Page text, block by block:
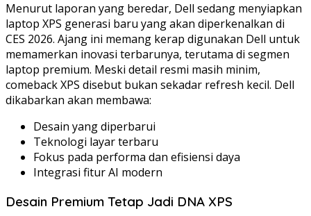
Menurut laporan yang beredar, Dell sedang menyiapkan
laptop XPS generasi baru yang akan diperkenalkan di
CES 2026. Ajang ini memang kerap digunakan Dell untuk
memamerkan inovasi terbarunya, terutama di segmen
laptop premium. Meski detail resmi masih minim,
comeback XPS disebut bukan sekadar refresh kecil. Dell
dikabarkan akan membawa:
Desain yang diperbarui
Teknologi layar terbaru
Fokus pada performa dan efisiensi daya
Integrasi fitur AI modern
Desain Premium Tetap Jadi DNA XPS